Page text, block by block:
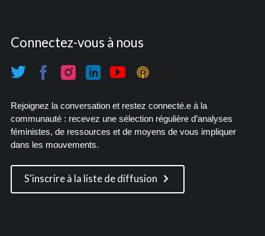
Connectez-vous à nous
Rejoignez la conversation et restez connecté.e à la
communauté : recevez une sélection régulière d’analyses
féministes, de ressources et de moyens de vous impliquer
dans les mouvements.
S'inscrire à la liste de diffusion